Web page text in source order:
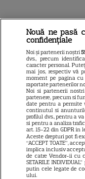
Nouă ne pasă
confidențiale
Noi și partenerii noștri
dvs., precum
caracter personal.
mai jos, respectiv vă
moment pe pagina
raportate partenerilor
Noi si partenerii
partenere, precum si
date pentru a permite
continutul si
profilul dvs., pentru a
si pentru a analiza
art. 15-22 din GDPR in
Aceste drepturi pot fi
“ACCEPT TOATE”,
implica inclusiv
de catre Vendor-ii cu
SETARILE
putin cele legate de
ului.